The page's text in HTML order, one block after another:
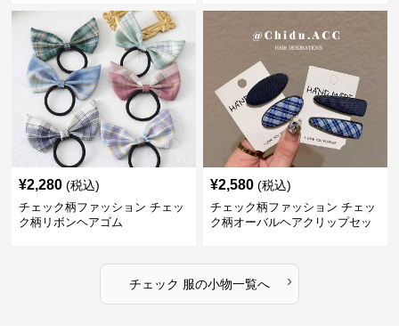
¥2,280 (税込)
チェック柄ファッション チェッ
ク柄リボンヘアゴム
¥2,580 (税込)
チェック柄ファッション チェッ
ク柄オーバルヘアクリップセッ
チェック 服の小物一覧へ ›